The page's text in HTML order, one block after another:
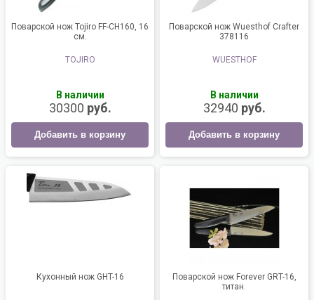
Поварской нож Tojiro FF-CH160, 16
см.
TOJIRO
В наличии
30300 руб.
Добавить в корзину
Поварской нож Wuesthof Crafter
378116
WUESTHOF
В наличии
32940 руб.
Добавить в корзину
Кухонный нож GHT-16
Поварской нож Forever GRT-16,
титан.